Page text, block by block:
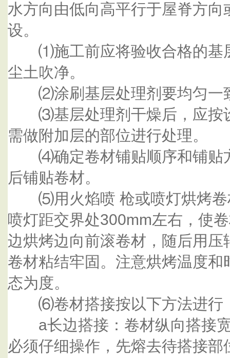
水方向由低向高平行于屋脊方
设。
⑴施工前应将验收合格的基
尘土吹净。
⑵涂刷基层处理剂要均匀一
⑶基层处理剂干燥后，应按
需做附加层的部位进行处理。
⑷确定卷材铺贴顺序和铺贴
后铺贴卷材。
⑸用火焰喷 枪或喷灯烘烤卷
喷灯距交界处300mm左右，使
边烘烤边向前滚卷材，随后用
卷材粘结牢固。注意烘烤温度
态为度。
⑹卷材搭接按以下方法进行
a长边搭接：卷材纵向搭接宽
必须仔细操作，先熔去待搭接